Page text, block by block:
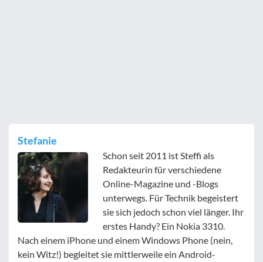
Stefanie
Schon seit 2011 ist Steffi als
Redakteurin für verschiedene
Online-Magazine und -Blogs
unterwegs. Für Technik begeistert
sie sich jedoch schon viel länger. Ihr
erstes Handy? Ein Nokia 3310.
Nach einem iPhone und einem Windows Phone (nein,
kein Witz!) begleitet sie mittlerweile ein Android-